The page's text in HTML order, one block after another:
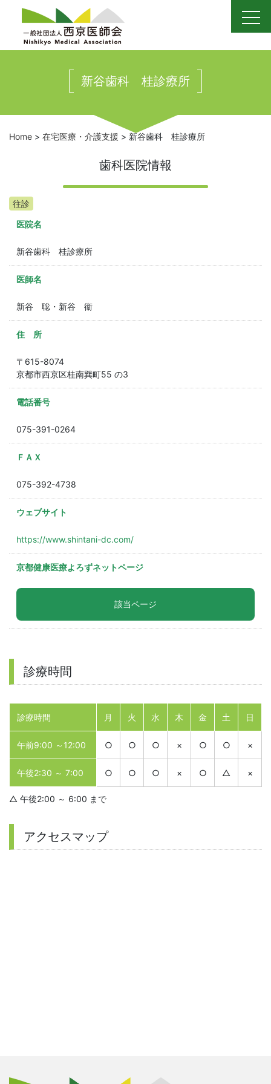
content
新谷歯科 桂診療所
Home > 在宅医療・介護支援 > 新谷歯科 桂診療所
歯科医院情報
往診
医院名
新谷歯科 桂診療所
医師名
新谷 聡・新谷 衞
住 所
〒615-8074
京都市西京区桂南巽町55 の3
電話番号
075-391-0264
ＦＡＸ
075-392-4738
ウェブサイト
https://www.shintani-dc.com/
京都健康医療よろずネットページ
該当ページ
診療時間
診療時間 月 火 水 木 金 土 日
午前9:00 ～12:00 ○ ○ ○ × ○ ○ ×
午後2:30 ～ 7:00 ○ ○ ○ × ○ △ ×
△ 午後2:00 ～ 6:00 まで
アクセスマップ